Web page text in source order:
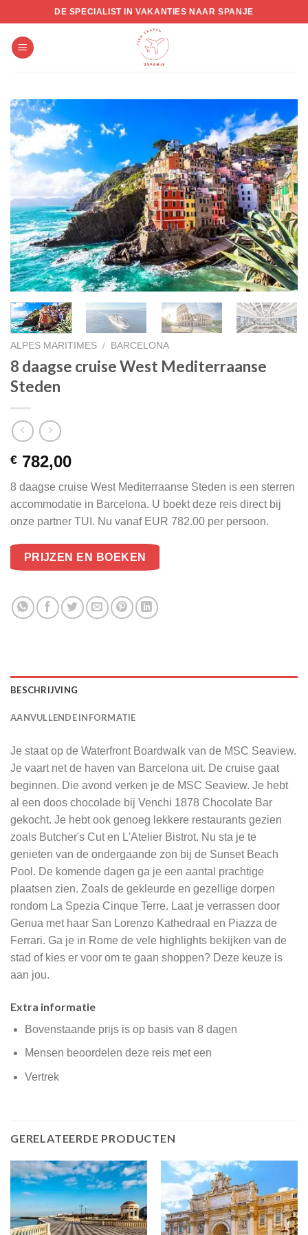
to
content
DE SPECIALIST IN VAKANTIES NAAR SPANJE
ALPES MARITIMES / BARCELONA
8 daagse cruise West Mediterraanse
Steden
€ 782,00
8 daagse cruise West Mediterraanse Steden is een sterren
accommodatie in Barcelona. U boekt deze reis direct bij
onze partner TUI. Nu vanaf EUR 782.00 per persoon.
PRIJZEN EN BOEKEN
BESCHRIJVING
AANVULLENDE INFORMATIE
Je staat op de Waterfront Boardwalk van de MSC Seaview.
Je vaart net de haven van Barcelona uit. De cruise gaat
beginnen. Die avond verken je de MSC Seaview. Je hebt
al een doos chocolade bij Venchi 1878 Chocolate Bar
gekocht. Je hebt ook genoeg lekkere restaurants gezien
zoals Butcher's Cut en L'Atelier Bistrot. Nu sta je te
genieten van de ondergaande zon bij de Sunset Beach
Pool. De komende dagen ga je een aantal prachtige
plaatsen zien. Zoals de gekleurde en gezellige dorpen
rondom La Spezia Cinque Terre. Laat je verrassen door
Genua met haar San Lorenzo Kathedraal en Piazza de
Ferrari. Ga je in Rome de vele highlights bekijken van de
stad of kies er voor om te gaan shoppen? Deze keuze is
aan jou.
Extra informatie
Bovenstaande prijs is op basis van 8 dagen
Mensen beoordelen deze reis met een
Vertrek
GERELATEERDE PRODUCTEN